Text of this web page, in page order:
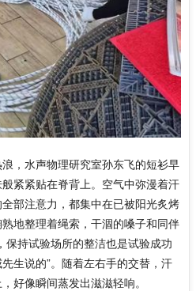
，水声物理研究室孙东飞的短衫早
紧紧贴在脊背上。空气中弥漫着汗
部注意力，都集中在已被阳光炙烤
地整理着绳索，干涸的嗓子和同伴
保持试验场所的整洁也是试验成功
生说的”。随着左右手的交替，汗
好像瞬间蒸发出滋滋轻响。